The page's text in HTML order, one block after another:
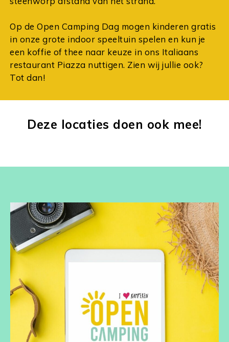
Op de Open Camping Dag mogen kinderen gratis
in onze grote indoor speeltuin spelen en kun je
een koffie of thee naar keuze in ons Italiaans
restaurant Piazza nuttigen. Zien wij jullie ook?
Tot dan!
Deze locaties doen ook mee!